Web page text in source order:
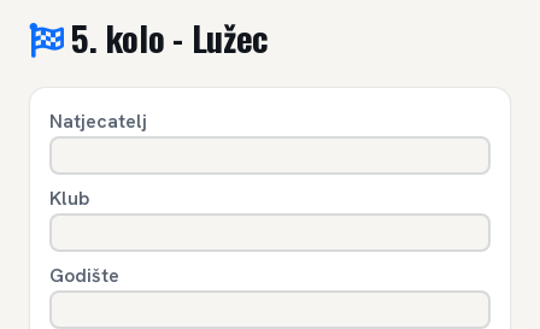
5. kolo - Lužec
Natjecatelj
Klub
Godište